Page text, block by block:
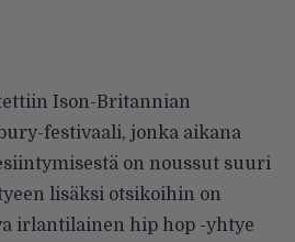
Ison-Britannian
festivaali, jonka aikana
on noussut suuri
lisäksi otsikoihin on
irlantilainen hip hop -yhtye